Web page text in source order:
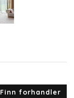
Finn forhandler